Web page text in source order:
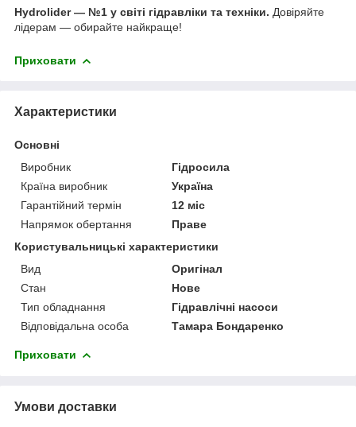
Hydrolider — №1 у світі гідравліки та техніки. Довіряйте
лідерам — обирайте найкраще!
Приховати
Характеристики
Основні
Виробник
Гідросила
Країна виробник
Україна
Гарантійний термін
12 міс
Напрямок обертання
Праве
Користувальницькі характеристики
Вид
Оригінал
Стан
Нове
Тип обладнання
Гідравлічні насоси
Відповідальна особа
Тамара Бондаренко
Приховати
Умови доставки